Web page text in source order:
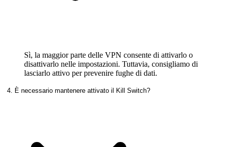
Sì, la maggior parte delle VPN consente di attivarlo o
disattivarlo nelle impostazioni. Tuttavia, consigliamo di
lasciarlo attivo per prevenire fughe di dati.
4. È necessario mantenere attivato il Kill Switch?